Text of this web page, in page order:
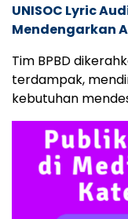
UNISOC Lyric
Mendengarkan
Tim BPBD
terdampak,
kebutuhan